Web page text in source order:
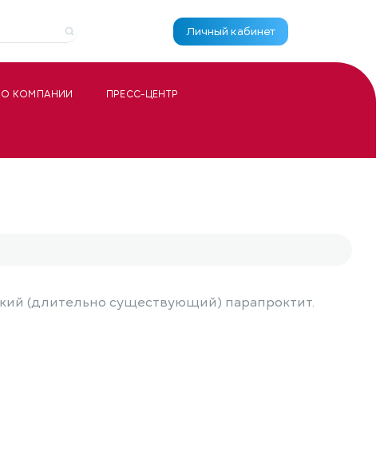
Личный кабинет
О КОМПАНИИ ПРЕСС-ЦЕНТР
(длительно существующий) парапроктит.